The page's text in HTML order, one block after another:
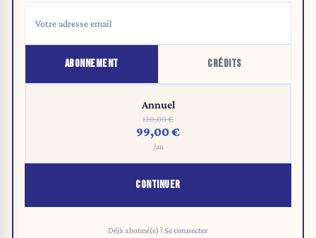
ABONNEMENT CRÉDITS
Annuel
120,00 €
99,00 €
/an
CONTINUER
Déjà abonné(e) ?Se connecter